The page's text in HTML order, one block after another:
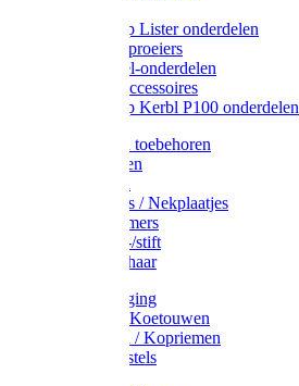
Weidepomp Lister onderdelen
Nippels / Sproeiers
Drinknippel-onderdelen
Drinkbak accessoires
Weidepomp Kerbl P100 onderdelen
Oormerken toebehoren
Enkelbanden
Halsplaatjes / Nekplaatjes
Kokernummers
Merkspray-/stift
Veemerkschaar
Uierverzorging
Halsters & Koetouwen
Halsriemen / Kopriemen
Koerugborstels